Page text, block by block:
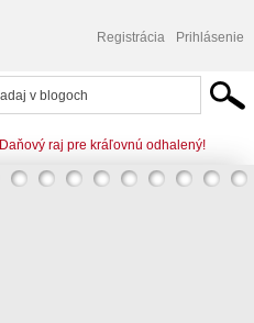
Registrácia Prihlásenie
Daňový raj pre kráľovnú odhalený!